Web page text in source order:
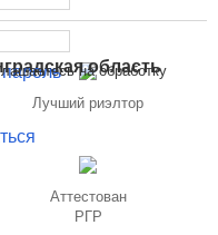
область
Лучший риэлтор
Аттестован
РГР
на обработку